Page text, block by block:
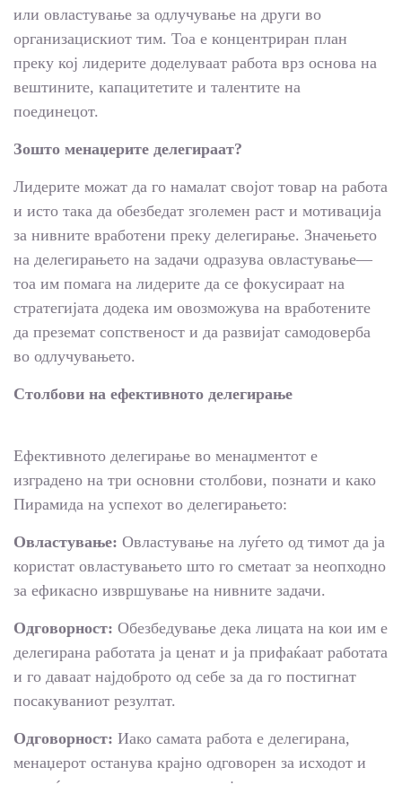
или овластување за одлучување на други во
организацискиот тим. Тоа е концентриран план
преку кој лидерите доделуваат работа врз основа на
вештините, капацитетите и талентите на
поединецот.
Зошто менаџерите делегираат?
Лидерите можат да го намалат својот товар на работа
и исто така да обезбедат зголемен раст и мотивација
за нивните вработени преку делегирање. Значењето
на делегирањето на задачи одразува овластување—
тоа им помага на лидерите да се фокусираат на
стратегијата додека им овозможува на вработените
да преземат сопственост и да развијат самодоверба
во одлучувањето.
Столбови на ефективното делегирање
Ефективното делегирање во менаџментот е
изградено на три основни столбови, познати и како
Пирамида на успехот во делегирањето:
Овластување: Овластување на луѓето од тимот да ја
користат овластувањето што го сметаат за неопходно
за ефикасно извршување на нивните задачи.
Одговорност: Обезбедување дека лицата на кои им е
делегирана работата ја ценат и ја прифаќаат работата
и го даваат најдоброто од себе за да го постигнат
посакуваниот резултат.
Одговорност: Иако самата работа е делегирана,
менаџерот останува крајно одговорен за исходот и